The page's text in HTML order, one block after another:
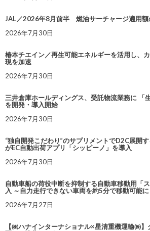
JAL／2026年8月前半 燃油サーチャージ適用額
2026年7月30日
椿本チエイン／再生可能エネルギーを活用し、
現を加速
2026年7月30日
三井倉庫ホールディングス、受託物流業務に 「
を開発・導入開始
2026年7月30日
“独自開発こだわり”のサプリメントでD2C展開
がEC自動出荷アプリ「シッピーノ」を導入
2026年7月30日
自動車船の荷役中断を抑制する自動車移動用「
入 ～自力走行できない車両を約5分で移動可能に
2026年7月27日
【㈱ハナインターナショナル×星清重機運輸㈱